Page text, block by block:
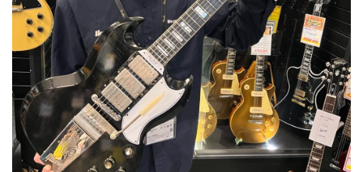
キーボード 電子ピアノ
管楽器 その他楽器
アンプ